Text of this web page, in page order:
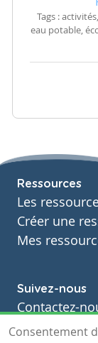
Tags :
eau potable,
Ressources
Les
Créer une
Mes
Suivez-nous
Contactez-
Soutien
Consentement